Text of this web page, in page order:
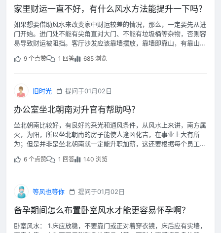
家里财运一直不好，有什么风水方法能提升一下吗？
如果想要借助风水来改变家中财运较差的情况，那么，一定要先从进
门开始。进门处不能有尖角直对大门、不能有垃圾桶等杂物，否则容
易导致财运被阻挡。客厅沙发应该靠墙摆放，靠墙即靠山，有靠山才
9 个点赞 1 回答 685 浏览
旧时光 提问于01月02日
办公室坐北朝南对升官有帮助吗？
坐北朝南比较好，有良好的采光和通风条件，从风水上来讲，南方属
火，为阳，所以坐北朝南的房子能使人逢凶化吉，在事业上大有所
为；但是并非是坐北朝南就一定能升职加薪，这还要根据每个员工的
6 个点赞 1 回答 140 浏览
等风也等你 提问于01月02日
备孕期间怎么布置卧室风水才能更容易怀孕啊？
卧室风水： 1.床应放稳，不要靠门或正对着穿衣镜，床后应有实墙，